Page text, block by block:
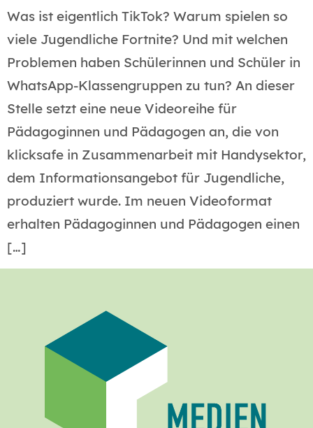
Was ist eigentlich TikTok? Warum spielen so
viele Jugendliche Fortnite? Und mit welchen
Problemen haben Schülerinnen und Schüler in
WhatsApp-Klassengruppen zu tun? An dieser
Stelle setzt eine neue Videoreihe für
Pädagoginnen und Pädagogen an, die von
klicksafe in Zusammenarbeit mit Handysektor,
dem Informationsangebot für Jugendliche,
produziert wurde. Im neuen Videoformat
erhalten Pädagoginnen und Pädagogen einen
[…]